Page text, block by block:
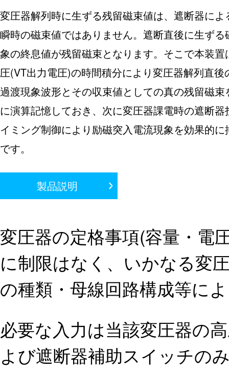
変圧器解列時に生ずる残留磁束値は、遮断器によ
瞬時の磁束値ではありません。遮断直後に生ずる
象の終息値が残留磁束となります。そこで本装置
圧(VT出力電圧)の時間積分により変圧器解列直後
過渡現象波形とその収束値としての真の残留磁束
に演算記憶しておき、次に変圧器課電時の遮断
イミング制御により励磁突入電流現象を効果的
です。
製品説明
変圧器の定格事項(容量・電
に制限はなく、いかなる変
の種類・母線回路構成等に
必要な入力は当該変圧器の
よび遮断器補助スイッチの